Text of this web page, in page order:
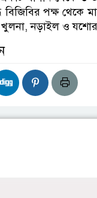
বিজিবির পক্ষ থেকে
নড়াইল ও যশোর